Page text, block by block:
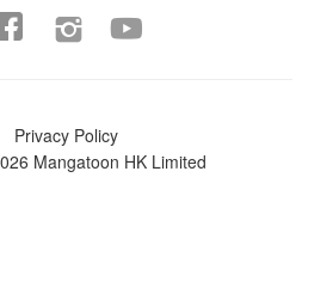
 
Privacy Policy
Mangatoon HK Limited